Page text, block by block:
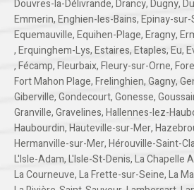
Douvres-la-Délivrande,Drancy,Dugny,
Emmerin,Enghien-les-Bains,Epinay-sur-
Equemauville,Equihen-Plage,Eragny,
,Erquinghem-Lys,Estaires,Etaples,Eu,
,Fécamp,Fleurbaix,Fleury-sur-Orne,
Fort Mahon Plage,Frelinghien,Gagny,
Giberville,Gondecourt,Gonesse,
Granville,Gravelines,Hallennes-lez-
Haubourdin,Hauteville-sur-Mer,
Hermanville-sur-Mer,Hérouville-Saint-
L'Isle-Adam,L'Isle-St-Denis,La Chapelle
La Courneuve,La Frette-sur-Seine,La